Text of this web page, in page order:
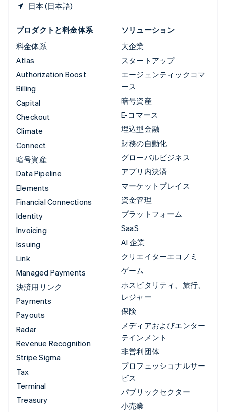
日本 (日本語)
プロダクトと料金体系
料金体系
Atlas
Authorization Boost
Billing
Capital
Checkout
Climate
Connect
暗号資産
Data Pipeline
Elements
Financial Connections
Identity
Invoicing
Issuing
Link
Managed Payments
決済用リンク
Payments
Payouts
Radar
Revenue Recognition
Stripe Sigma
Tax
Terminal
Treasury
ソリューション
大企業
スタートアップ
エージェンティックコマ
ース
暗号資産
E-コマース
埋込型金融
財務の自動化
グローバルビジネス
アプリ内決済
マーケットプレイス
資金管理
プラットフォーム
SaaS
AI 企業
クリエイターエコノミ―
ゲーム
ホスピタリティ、旅行、
レジャー
保険
メディアおよびエンター
テインメント
非営利団体
プロフェッショナルサー
ビス
パブリックセクター
小売業